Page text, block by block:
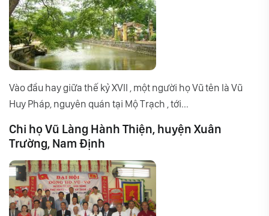
Vào đầu hay giữa thế kỷ XVII , một người họ Vũ tên là Vũ
Huy Pháp, nguyên quán tại Mộ Trạch , tới...
Chi họ Vũ Làng Hành Thiện, huyện Xuân
Trường, Nam Định